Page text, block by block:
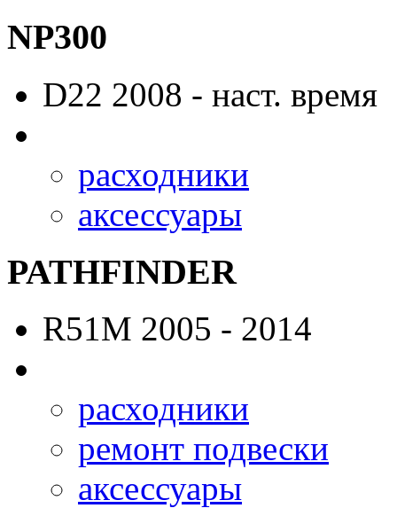
NP300
D22 2008 - наст. время
расходники
аксессуары
PATHFINDER
R51M 2005 - 2014
расходники
ремонт подвески
аксессуары